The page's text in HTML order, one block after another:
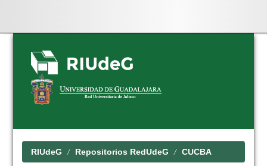
Skip
navigation
RIUdeG Repositorios RedUdeG CUCBA